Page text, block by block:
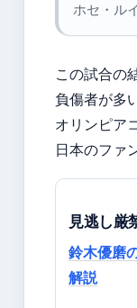
ホセ・ル
この試合の
負傷者が多
オリンピア
日本のファ
見逃し厳
鈴木優磨
解説